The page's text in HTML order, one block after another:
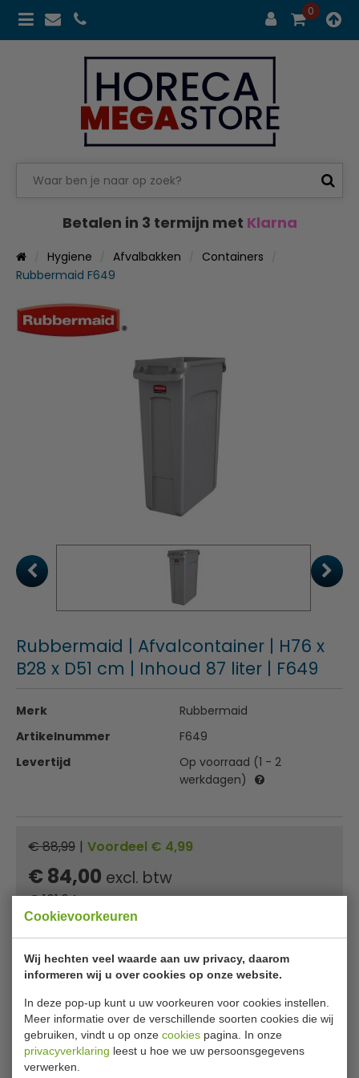
Cookievoorkeuren
Wij hechten veel waarde aan uw privacy, daarom
informeren wij u over cookies op onze website.
In deze pop-up kunt u uw voorkeuren voor cookies instellen.
Meer informatie over de verschillende soorten cookies die wij
gebruiken, vindt u op onze cookies pagina. In onze
privacyverklaring leest u hoe we uw persoonsgegevens
verwerken.
0
Betalen in 3 termijn met Klarna
Hygiene Afvalbakken
Containers
Rubbermaid F649
Rubbermaid | Afvalcontainer | H76 x
B28 x D51 cm | Inhoud 87 liter | F649
Merk
Rubbermaid
Artikelnummer
F649
Levertijd
Op voorraad (1 - 2
werkdagen)
€ 88,99 | Voordeel € 4,99
€ 84,00 excl. btw
€101,64 incl. btw
In winkelwagentje
Ofbetaal 33,88in 3 termijnenmet Klarna
✔ Gratis verzending* ✔ 24 uur levering ✔ Laagste
prijsgarantie